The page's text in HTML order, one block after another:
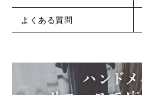
よくある質問